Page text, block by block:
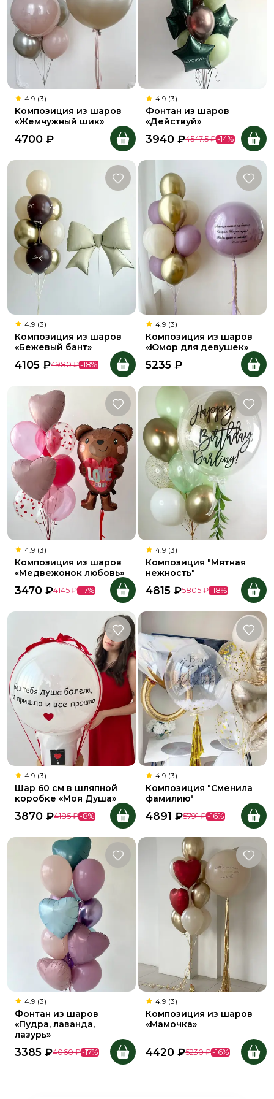
4.9 (3)
Композиция из шаров
«Жемчужный шик»
4700 ₽
4.9 (3)
Фонтан из шаров
«Действуй»
3940 ₽4547.5 ₽-14%
4.9 (3)
Композиция из шаров
«Бежевый бант»
4105 ₽4980 ₽-18%
4.9 (3)
Композиция из шаров
«Юмор для девушек»
5235 ₽
4.9 (3)
Композиция из шаров
«Медвежонок любовь»
3470 ₽4145 ₽-17%
4.9 (3)
Композиция "Мятная
нежность"
4815 ₽5805 ₽-18%
4.9 (3)
Шар 60 см в шляпной
коробке «Моя Душа»
3870 ₽4185 ₽-8%
4.9 (3)
Композиция "Сменила
фамилию"
4891 ₽5791 ₽-16%
4.9 (3)
Фонтан из шаров
«Пудра, лаванда,
лазурь»
3385 ₽4060 ₽-17%
4.9 (3)
Композиция из шаров
«Мамочка»
4420 ₽5230 ₽-16%